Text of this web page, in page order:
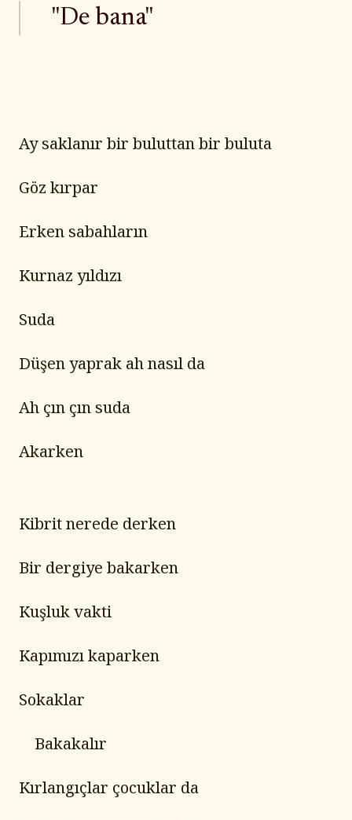
"De bana"
Ay saklanır bir buluttan bir buluta
Göz kırpar
Erken sabahların
Kurnaz yıldızı
Suda
Düşen yaprak ah nasıl da
Ah çın çın suda
Akarken
Kibrit nerede derken
Bir dergiye bakarken
Kuşluk vakti
Kapımızı kaparken
Sokaklar
	Bakakalır
Kırlangıçlar çocuklar da